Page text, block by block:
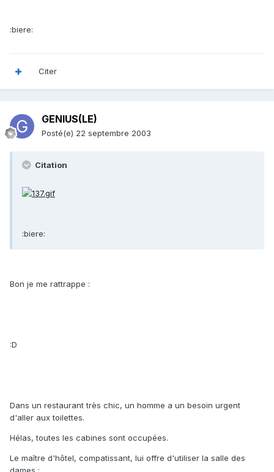
:biere:
Citer
GENIUS(LE)
Posté(e) 22 septembre 2003
Citation
:biere:
Bon je me rattrappe :
:D
Dans un restaurant très chic, un homme a un besoin urgent
d'aller aux toilettes.
Hélas, toutes les cabines sont occupées.
Le maître d'hôtel, compatissant, lui offre d'utiliser la salle des
dames :